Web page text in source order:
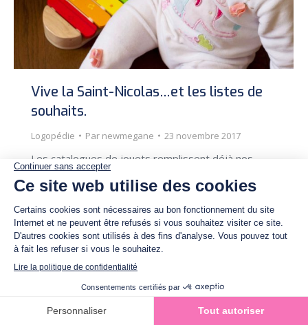
Vive la Saint-Nicolas…et les listes de
souhaits.
Logopédie Par newmegane 23 novembre 2017
Les catalogues de jouets remplissent déjà nos
boites aux lettres. Les rayons des grands magasins
débordent de jeux attrayants aux couleurs
chatoyantes.